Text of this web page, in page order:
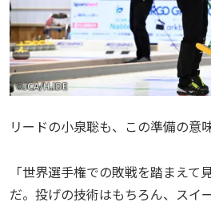
リードの小泉聡も、この準備の意
「世界選手権での敗戦を踏まえて
だ。投げの技術はもちろん、スイ